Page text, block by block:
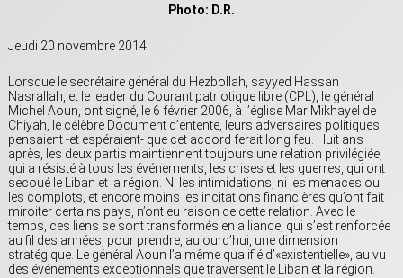
Photo: D.R.
Jeudi 20 novembre 2014
Lorsque le secrétaire général du Hezbollah, sayyed Hassan
Nasrallah, et le leader du Courant patriotique libre (CPL), le général
Michel Aoun, ont signé, le 6 février 2006, à l’église Mar Mikhayel de
Chiyah, le célèbre Document d’entente, leurs adversaires politiques
pensaient -et espéraient- que cet accord ferait long feu. Huit ans
après, les deux partis maintiennent toujours une relation privilégiée,
qui a résisté à tous les événements, les crises et les guerres, qui ont
secoué le Liban et la région. Ni les intimidations, ni les menaces ou
les complots, et encore moins les incitations financières qu’ont fait
miroiter certains pays, n’ont eu raison de cette relation. Avec le
temps, ces liens se sont transformés en alliance, qui s’est renforcée
au fil des années, pour prendre, aujourd’hui, une dimension
stratégique. Le général Aoun l’a même qualifié d’«existentielle», au vu
des événements exceptionnels que traversent le Liban et la région.